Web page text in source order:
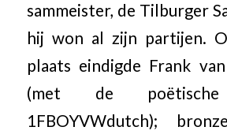
sammeister, de Tilburger
hij won al zijn partijen.
plaats eindigde Frank
(met de poëtische
1FBOYVWdutch);